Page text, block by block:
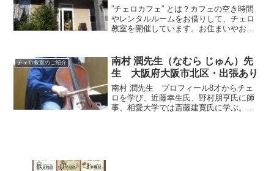
”チェロカフェ” とは？カフェの空き時間
やレンタルルームをお借りして、チェロ
教室を開催しています。お住まいやお勤
けていただけます。レッスン料が割安
で、広いスペース（会場...
チェロ教室のご紹介
南村 潤先生（なむら じゅん）先
生 大阪府大阪市北区・出張あり
南村 潤先生 プロフィール8才からチェ
ロを学び、近藤幸生氏、野村朋亨氏に師
事、相愛大学では斎藤建寛氏に学ぶ。堤